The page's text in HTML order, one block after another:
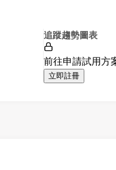
追蹤趨勢圖表
前往申請試用方
立即註冊